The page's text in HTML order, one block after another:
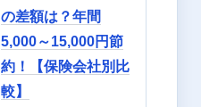
の差額は？年間
5,000～15,000円節
約！【保険会社別比
較】